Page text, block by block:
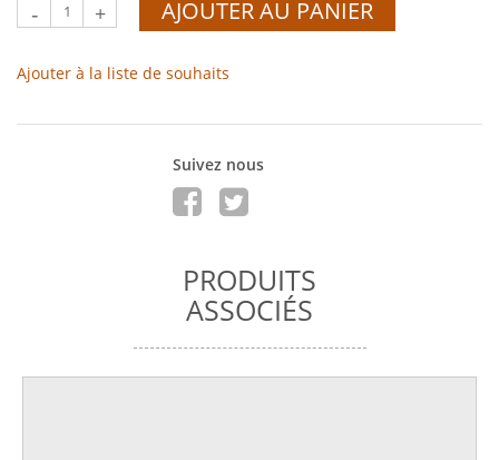
- + AJOUTER AU PANIER
Ajouter à la liste de souhaits
Suivez nous
PRODUITS
ASSOCIÉS